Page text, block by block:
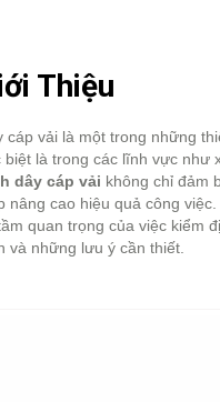
Thiệu
cáp vải là một trong những
biệt là trong các lĩnh vực như
dây cáp vải không chỉ đảm
nâng cao hiệu quả công
quan trọng của việc kiểm
và những lưu ý cần thiết.